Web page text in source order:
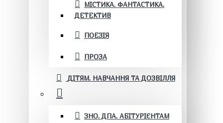
МІСТИКА. ФАНТАСТИКА.
ДЕТЕКТИВ
ПОЕЗІЯ
ПРОЗА
ДІТЯМ. НАВЧАННЯ ТА ДОЗВІЛЛЯ
ЗНО. ДПА. АБІТУРІЄНТАМ